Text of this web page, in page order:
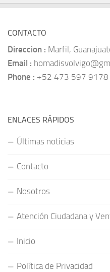
CONTACTO
Direccion : Marfil,
Email :
Phone : +52 473 597 9178
ENLACES RÁPIDOS
Últimas noticias
Contacto
Nosotros
Atención Ciudadana y
Inicio
Política de Privacidad